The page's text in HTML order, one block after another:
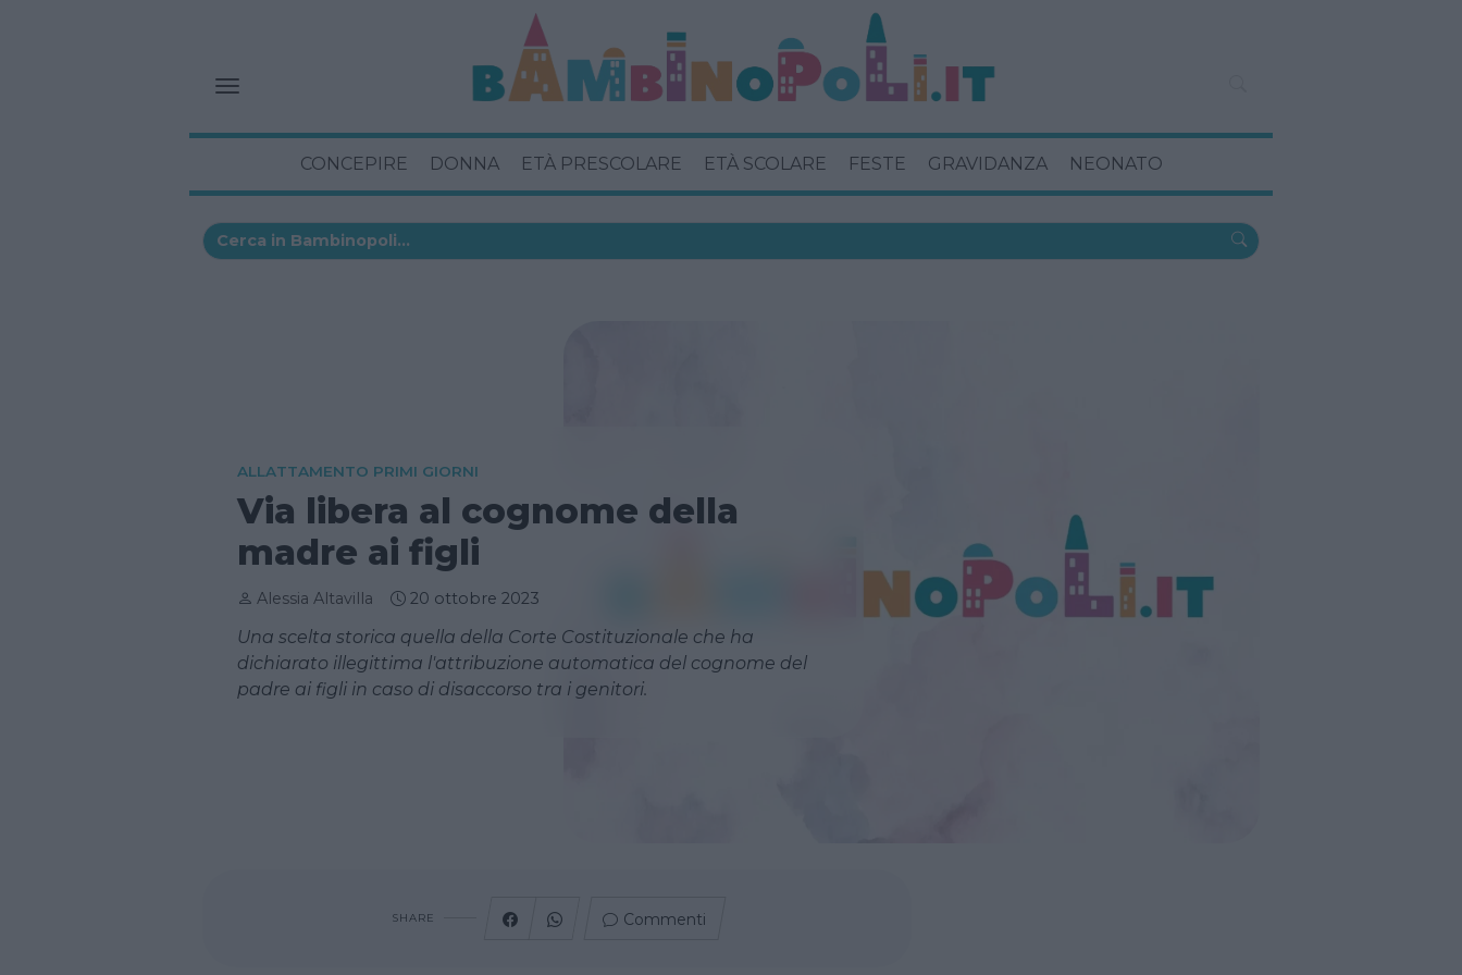
CONCEPIRE DONNA ETÀ PRESCOLARE ETÀ SCOLARE FESTE GRAVIDANZA NEONATO
ALLATTAMENTO PRIMI GIORNI
Via libera al cognome della
madre ai figli
Alessia Altavilla 20 ottobre 2023
Una scelta storica quella della Corte Costituzionale che ha
dichiarato illegittima l'attribuzione automatica del cognome del
padre ai figli in caso di disaccorso tra i genitori.
SHARE Commenti